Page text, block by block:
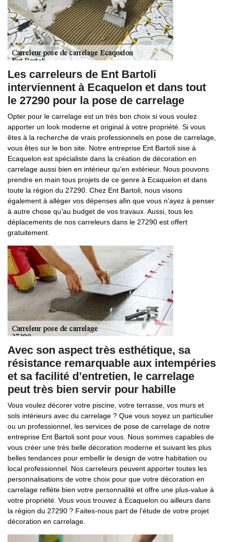
Les carreleurs de Ent Bartoli
interviennent à Ecaquelon et dans tout
le 27290 pour la pose de carrelage
Opter pour le carrelage est un très bon choix si vous voulez
apporter un look moderne et original à votre propriété. Si vous
êtes à la recherche de vrais professionnels en pose de carrelage,
vous êtes sur le bon site. Notre entreprise Ent Bartoli sise à
Ecaquelon est spécialiste dans la création de décoration en
carrelage aussi bien en intérieur qu’en extérieur. Nous pouvons
prendre en main tous projets de ce genre à Ecaquelon et dans
toute la région du 27290. Chez Ent Bartoli, nous visons
également à alléger vos dépenses afin que vous n’ayez à penser
à autre chose qu’au budget de vos travaux. Aussi, tous les
déplacements de nos carreleurs dans le 27290 est offert
gratuitement.
Avec son aspect très esthétique, sa
résistance remarquable aux intempéries
et sa facilité d’entretien, le carrelage
peut très bien servir pour habille
Vous voulez décorer votre piscine, votre terrasse, vos murs et
sols intérieurs avec du carrelage ? Que vous soyez un particulier
ou un professionnel, les services de pose de carrelage de notre
entreprise Ent Bartoli sont pour vous. Nous sommes capables de
vous créer une très belle décoration moderne et suivant les plus
belles tendances pour embellir le design de votre habitation ou
local professionnel. Nos carreleurs peuvent apporter toutes les
personnalisations de votre choix pour que votre décoration en
carrelage reflète bien votre personnalité et offre une plus-value à
votre propriété. Vous vous trouvez à Ecaquelon ou ailleurs dans
la région du 27290 ? Faites-nous part de l’étude de votre projet
décoration en carrelage.